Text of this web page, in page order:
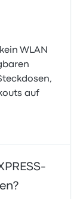
WLAN
auf